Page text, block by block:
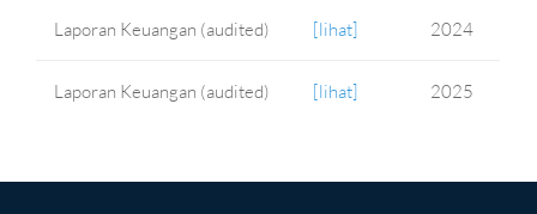
Laporan Keuangan (audited) [lihat] 2024
Laporan Keuangan (audited) [lihat] 2025